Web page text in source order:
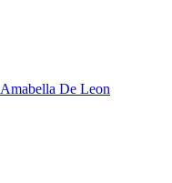
Amabella De Leon